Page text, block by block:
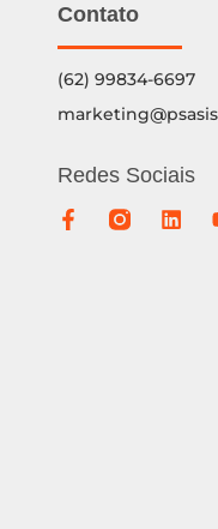
Contato
(62) 99834-6697
Redes Sociais